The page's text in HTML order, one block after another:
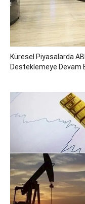
Küresel Piyasalarda
Desteklemeye Devam